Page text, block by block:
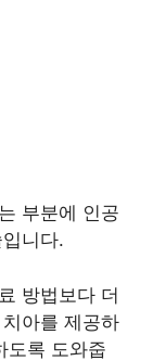
부분에 인공
니다.
방법보다 더
아를 제공하
도록 도와줍